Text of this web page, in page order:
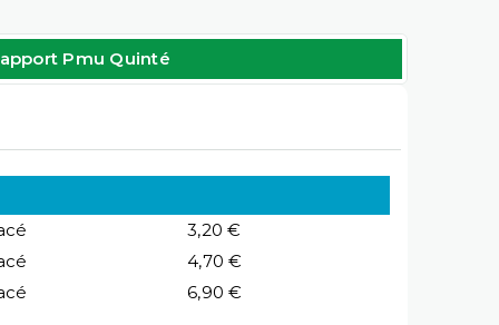
Pmu Quinté
3,20 €
4,70 €
6,90 €